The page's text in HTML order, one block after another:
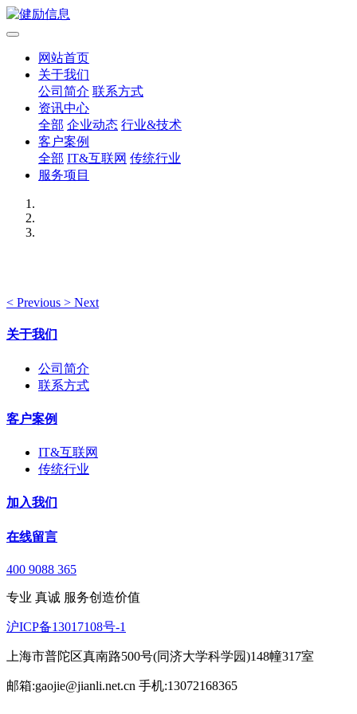
网站首页
关于我们
公司简介 联系方式
资讯中心
全部 企业动态 行业&技术
客户案例
全部 IT&互联网 传统行业
服务项目
< Previous > Next
关于我们
公司简介
联系方式
客户案例
IT&互联网
传统行业
加入我们
在线留言
400 9088 365
专业 真诚 服务创造价值
沪ICP备13017108号-1
上海市普陀区真南路500号(同济大学科学园)148幢317室
邮箱:gaojie@jianli.net.cn 手机:13072168365